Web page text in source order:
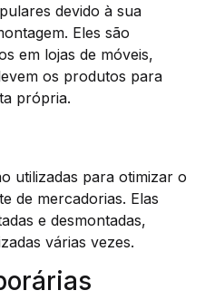
devido à sua
Eles são
em lojas de móveis,
os produtos para
própria.
utilizadas para otimizar o
de mercadorias. Elas
e desmontadas,
várias vezes.